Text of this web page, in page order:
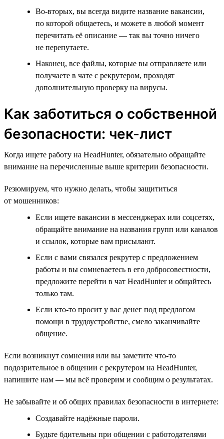
Во-вторых, вы всегда видите название вакансии,
по которой общаетесь, и можете в любой момент
перечитать её описание — так вы точно ничего
не перепутаете.
Наконец, все файлы, которые вы отправляете или
получаете в чате с рекрутером, проходят
дополнительную проверку на вирусы.
Как заботиться о собственной
безопасности: чек-лист
Когда ищете работу на HeadHunter, обязательно обращайте
внимание на перечисленные выше критерии безопасности.
Резюмируем, что нужно делать, чтобы защититься
от мошенников:
Если ищете вакансии в мессенджерах или соцсетях,
обращайте внимание на названия групп или каналов
и ссылок, которые вам присылают.
Если с вами связался рекрутер с предложением
работы и вы сомневаетесь в его добросовестности,
предложите перейти в чат HeadHunter и общайтесь
только там.
Если кто-то просит у вас денег под предлогом
помощи в трудоустройстве, смело заканчивайте
общение.
Если возникнут сомнения или вы заметите что-то
подозрительное в общении с рекрутером на HeadHunter,
напишите нам — мы всё проверим и сообщим о результатах.
Не забывайте и об общих правилах безопасности в интернете:
Создавайте надёжные пароли.
Будьте бдительны при общении с работодателями